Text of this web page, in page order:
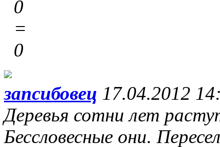
0
=
0
запсибовец 17.04.2012
Деревья сотни лет
Бессловесные они.